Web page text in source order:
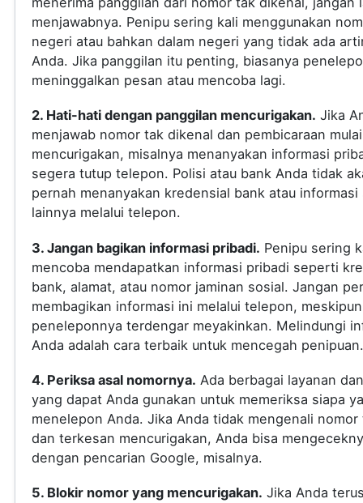
menjawabnya. Penipu sering kali menggunakan
negeri atau bahkan dalam negeri yang tidak ada
Anda. Jika panggilan itu penting, biasanya
meninggalkan pesan atau mencoba lagi.
2. Hati-hati dengan panggilan mencurigakan. Jika
menjawab nomor tak dikenal dan pembicaraan mulai
mencurigakan, misalnya menanyakan informasi
segera tutup telepon. Polisi atau bank Anda tidak
pernah menanyakan kredensial bank atau
lainnya melalui telepon.
3. Jangan bagikan informasi pribadi. Penipu sering
mencoba mendapatkan informasi pribadi seperti
bank, alamat, atau nomor jaminan sosial. Jangan
membagikan informasi ini melalui telepon, meskipun
peneleponnya terdengar meyakinkan. Melindungi
Anda adalah cara terbaik untuk mencegah penipuan.
4. Periksa asal nomornya. Ada berbagai layanan
yang dapat Anda gunakan untuk memeriksa siapa
menelepon Anda. Jika Anda tidak mengenali
dan terkesan mencurigakan, Anda bisa
dengan pencarian Google, misalnya.
5. Blokir nomor yang mencurigakan. Jika Anda